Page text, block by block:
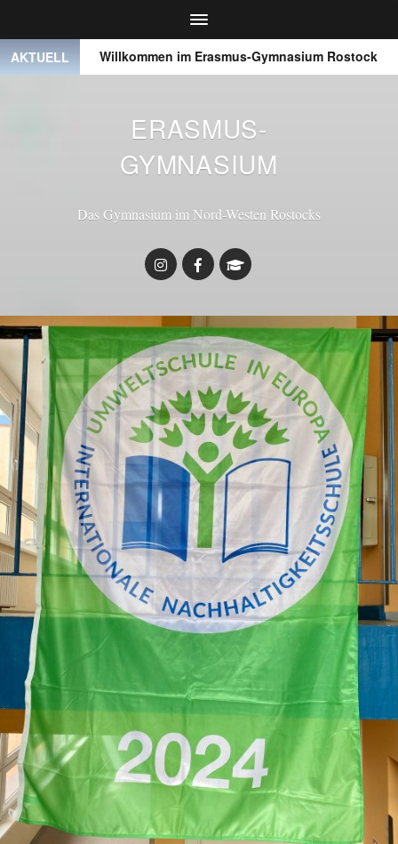
AKTUELLWillkommen im Erasmus-Gymnasium Rostock ● ●
ERASMUS-
GYMNASIUM
Das Gymnasium im Nord-Westen Rostocks